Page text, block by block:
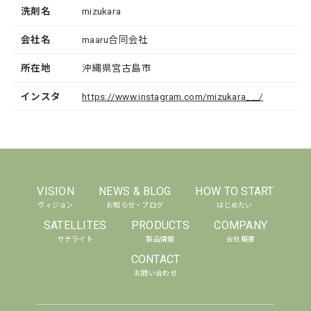
洗剤名 mizukara
会社名 maaru合同会社
所在地 沖縄県宮古島市
インスタ https://www.instagram.com/mizukara___/
VISION
ヴィジョン
NEWS & BLOG
お知らせ・ブログ
HOW TO START
はじめたい
SATELLITES
サテライト
PRODUCTS
製品情報
COMPANY
会社概要
CONTACT
お問い合わせ